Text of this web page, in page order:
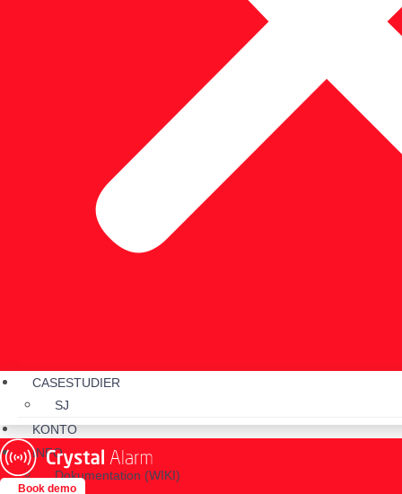
CASESTUDIER
SJ
KONTO
INFO
Dokumentation (WIKI)
Book demo